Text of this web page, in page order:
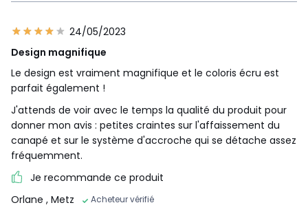
24/05/2023
Design magnifique
Le design est vraiment magnifique et le coloris écru est
parfait également !
J'attends de voir avec le temps la qualité du produit pour
donner mon avis : petites craintes sur l'affaissement du
canapé et sur le système d'accroche qui se détache assez
fréquemment.
Je recommande ce produit
Orlane , Metz Acheteur vérifié